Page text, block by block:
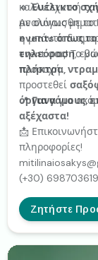
καλλιτεχνική
με
events όπως το
τηλεόραση,
προσοχή.
🔹Ευέλικτο
Αναλόγως με το
η μπάντα
event σας! Το
πλήκτρα,
προστεθεί
όργαναγια
📍Για γάμους,
αξέχαστα!
📩
πληροφορίες!
(+30)
Ζητήστε